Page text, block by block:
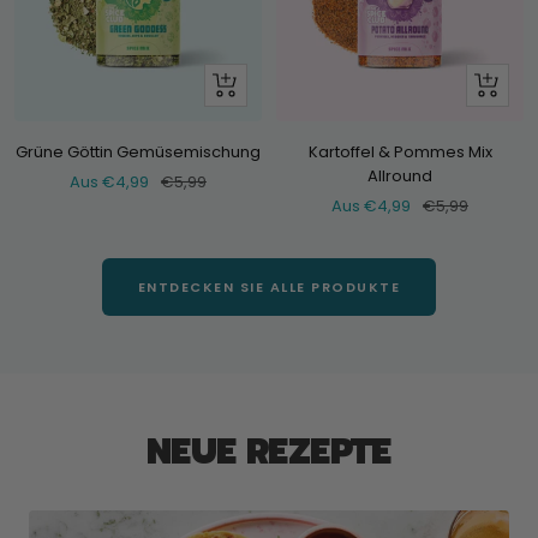
Schau
Grüne Göttin Gemüsemischung
Verkaufspreis
Aus €4,99 Normaler
€5,99
Schau
Kartoffel & Pommes Mix
Allround
Verkaufspreis
Aus €4,99 Normaler
€5,99
ENTDECKEN SIE ALLE PRODUKTE
NEUE REZEPTE